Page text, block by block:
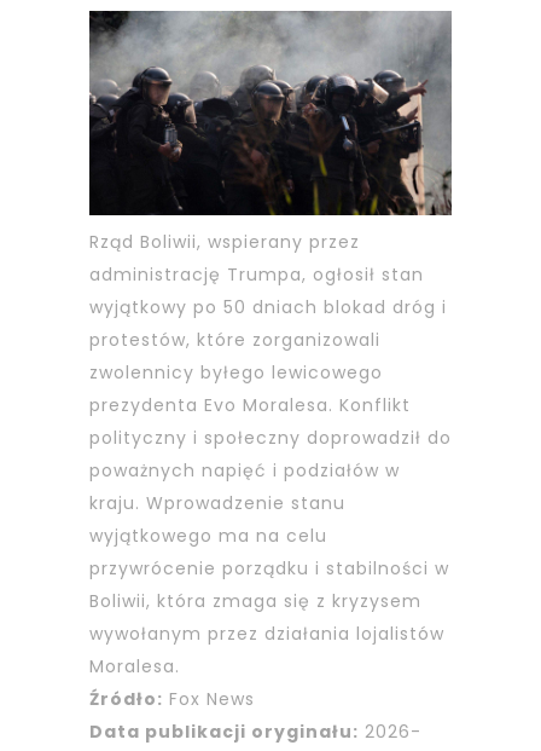
Rząd Boliwii, wspierany przez
administrację Trumpa, ogłosił stan
wyjątkowy po 50 dniach blokad dróg i
protestów, które zorganizowali
zwolennicy byłego lewicowego
prezydenta Evo Moralesa. Konflikt
polityczny i społeczny doprowadził do
poważnych napięć i podziałów w
kraju. Wprowadzenie stanu
wyjątkowego ma na celu
przywrócenie porządku i stabilności w
Boliwii, która zmaga się z kryzysem
wywołanym przez działania lojalistów
Moralesa.
Źródło: Fox News
Data publikacji oryginału: 2026-